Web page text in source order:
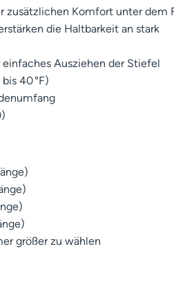
zusätzlichen Komfort unter dem
die Haltbarkeit an stark
einfaches Ausziehen der Stiefel
40 °F)
größer zu wählen